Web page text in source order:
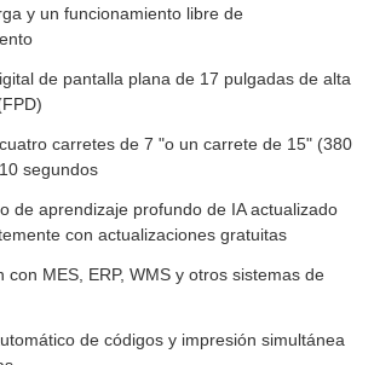
y un funcionamiento libre de
de pantalla plana de 17 pulgadas de alta
carretes de 7 "o un carrete de 15" (380
segundos
de aprendizaje profundo de IA actualizado
con actualizaciones gratuitas
con MES, ERP, WMS y otros sistemas de
de códigos y impresión simultánea